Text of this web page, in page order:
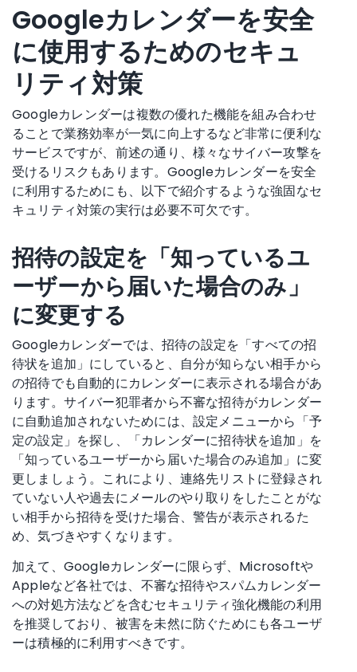
Googleカレンダーを安全
に使用するためのセキュ
リティ対策
Googleカレンダーは複数の優れた機能を組み合わせ
ることで業務効率が一気に向上するなど非常に便利な
サービスですが、前述の通り、様々なサイバー攻撃を
受けるリスクもあります。Googleカレンダーを安全
に利用するためにも、以下で紹介するような強固なセ
キュリティ対策の実行は必要不可欠です。
招待の設定を「知っているユ
ーザーから届いた場合のみ」
に変更する
Googleカレンダーでは、招待の設定を「すべての招
待状を追加」にしていると、自分が知らない相手から
の招待でも自動的にカレンダーに表示される場合があ
ります。サイバー犯罪者から不審な招待がカレンダー
に自動追加されないためには、設定メニューから「予
定の設定」を探し、「カレンダーに招待状を追加」を
「知っているユーザーから届いた場合のみ追加」に変
更しましょう。これにより、連絡先リストに登録され
ていない人や過去にメールのやり取りをしたことがな
い相手から招待を受けた場合、警告が表示されるた
め、気づきやすくなります。
加えて、Googleカレンダーに限らず、Microsoftや
Appleなど各社では、不審な招待やスパムカレンダー
への対処方法などを含むセキュリティ強化機能の利用
を推奨しており、被害を未然に防ぐためにも各ユーザ
ーは積極的に利用すべきです。